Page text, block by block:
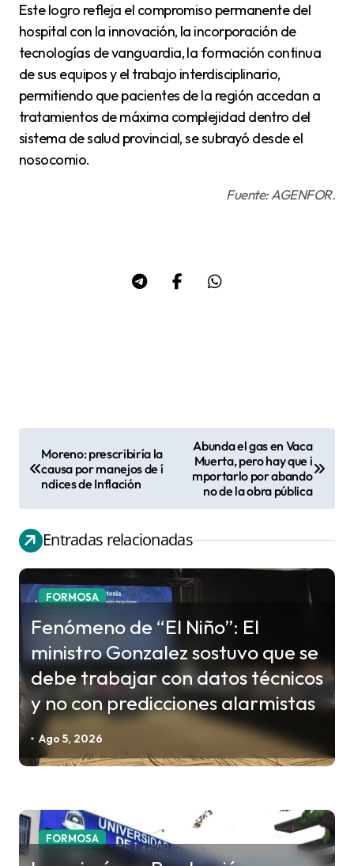
Este logro refleja el compromiso permanente del
hospital con la innovación, la incorporación de
tecnologías de vanguardia, la formación continua
de sus equipos y el trabajo interdisciplinario,
permitiendo que pacientes de la región accedan a
tratamientos de máxima complejidad dentro del
sistema de salud provincial, se subrayó desde el
nosocomio.
Fuente: AGENFOR.
v
e
g
a
c
n
d
e
e
n
r
a
d
Moreno: prescribiría la
causa por manejos de í
ndices de Inflación
Abunda el gas en Vaca
Muerta, pero hay que i
mportarlo por abando
no de la obra pública
Entradas relacionadas
FORMOSA
Fenómeno de “El Niño”: El
ministro Gonzalez sostuvo que se
debe trabajar con datos técnicos
y no con predicciones alarmistas
Ago 5, 2026
FORMOSA